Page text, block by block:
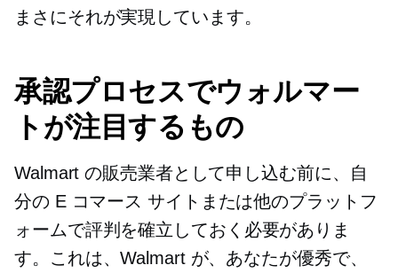
まさにそれが実現しています。
承認プロセスでウォルマー
トが注目するもの
Walmart の販売業者として申し込む前に、自
分の E コマース サイトまたは他のプラットフ
ォームで評判を確立しておく必要がありま
す。これは、Walmart が、あなたが優秀で、